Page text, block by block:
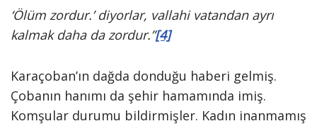
‘Ölüm zordur.’ diyorlar, vallahi vatandan ayrı
kalmak daha da zordur.”[4]
Karaçoban’ın dağda donduğu haberi gelmiş.
Çobanın hanımı da şehir hamamında imiş.
Komşular durumu bildirmişler. Kadın inanmamış